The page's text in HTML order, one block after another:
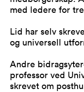
med ledere for
Lid har selv
og universell
Andre
professor ved
skrevet om